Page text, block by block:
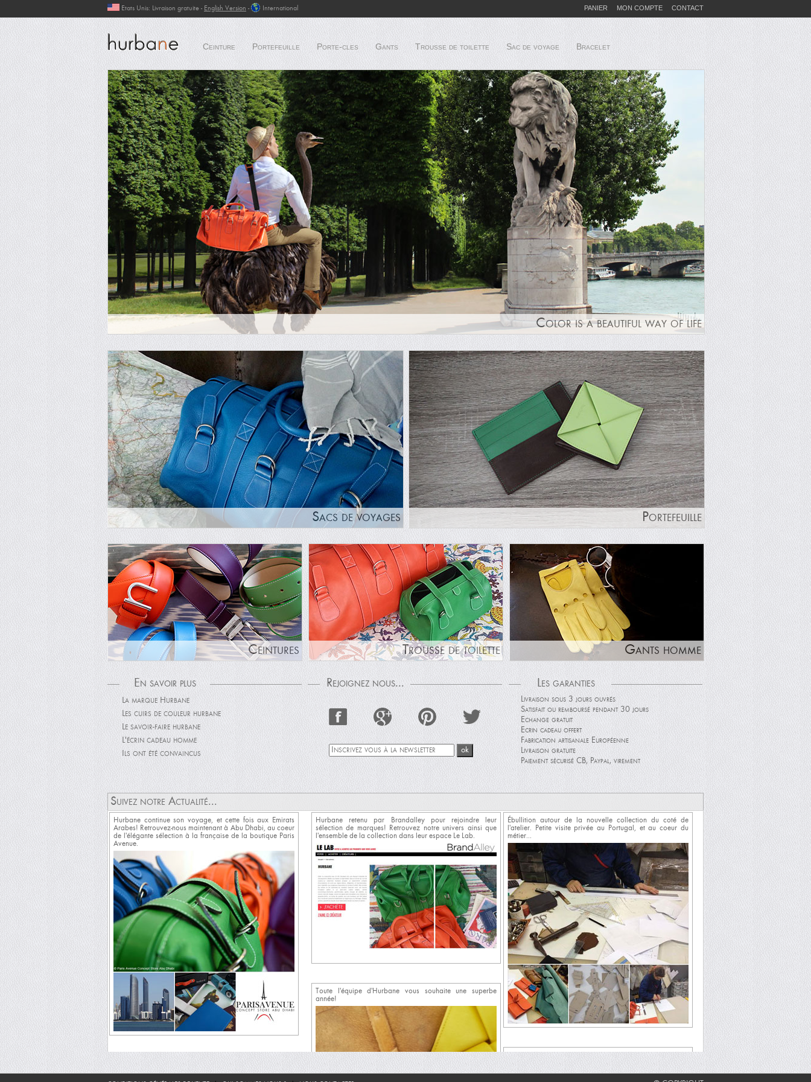
PANIER MON COMPTE CONTACT
Etats Unis: Livraison gratuite - English Version - International
Ceinture Portefeuille Porte-cles Gants Trousse de toilette Sac de voyage Bracelet
Color is a beautiful way of life
Sacs de voyages Portefeuille
Ceintures Trousse de toilette Gants homme
En savoir plus
La marque Hurbane
Les cuirs de couleur hurbane
Le savoir-faire hurbane
L'écrin cadeau homme
Ils ont été convaincus
Rejoignez nous... Les garanties
Livraison sous 3 jours ouvrés
Satisfait ou remboursé pendant 30 jours
Echange gratuit
Ecrin cadeau offert
Fabrication artisanale Européenne
Livraison gratuite
Paiement sécurisé CB, Paypal, virement
Suivez notre Actualité...
Hurbane continue son voyage, et cette fois aux Emirats
Arabes! Retrouvez-nous maintenant à Abu Dhabi, au coeur
de l'élégante sélection à la française de la boutique Paris
Avenue.
Hurbane retenu par Brandalley pour rejoindre leur
sélection de marques! Retrouvez notre univers ainsi que
l'ensemble de la collection dans leur espace Le Lab.
Toute l'équipe d'Hurbane vous souhaite une superbe
année!
Ébullition autour de la nouvelle collection du coté de
l'atelier. Petite visite privée au Portugal, et au coeur du
métier...